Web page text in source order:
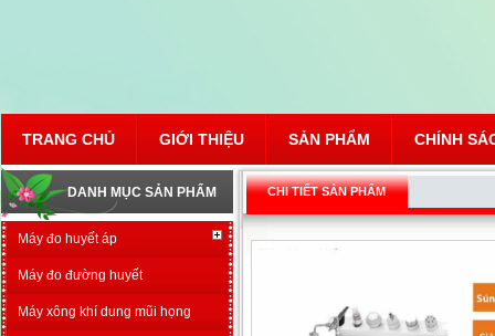
TRANG CHỦ GIỚI THIỆU SẢN PHẨM CHÍNH
DANH MỤC SẢN PHẨM
Máy đo huyết áp
Máy đo đường huyết
Máy xông khí dung mũi họng
CHI TIẾT SẢN PHẨM